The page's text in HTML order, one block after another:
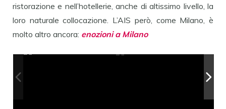
ristorazione e nell’hotellerie, anche di altissimo livello, la
loro naturale collocazione. L’AIS però, come Milano, è
molto altro ancora: enozioni a Milano